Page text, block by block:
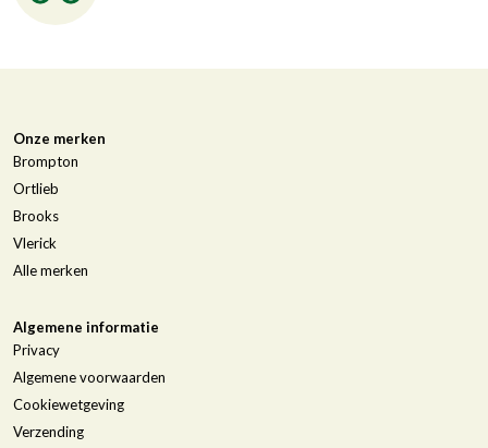
Onze merken
Brompton
Ortlieb
Brooks
Vlerick
Alle merken
Algemene informatie
Privacy
Algemene voorwaarden
Cookiewetgeving
Verzending